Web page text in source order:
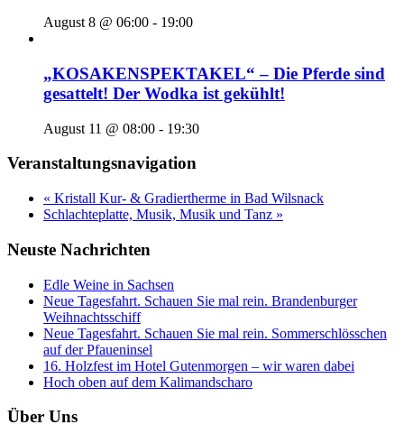
August 8 @ 06:00 - 19:00
„KOSAKENSPEKTAKEL“ – Die Pferde sind
gesattelt! Der Wodka ist gekühlt!
August 11 @ 08:00 - 19:30
Veranstaltungsnavigation
« Kristall Kur- & Gradiertherme in Bad Wilsnack
Schlachteplatte, Musik, Musik und Tanz »
Neuste Nachrichten
Edle Weine in Sachsen
Neue Tagesfahrt. Schauen Sie mal rein. Brandenburger
Weihnachtsschiff
Neue Tagesfahrt. Schauen Sie mal rein. Sommerschlösschen
auf der Pfaueninsel
16. Holzfest im Hotel Gutenmorgen – wir waren dabei
Hoch oben auf dem Kalimandscharo
Über Uns